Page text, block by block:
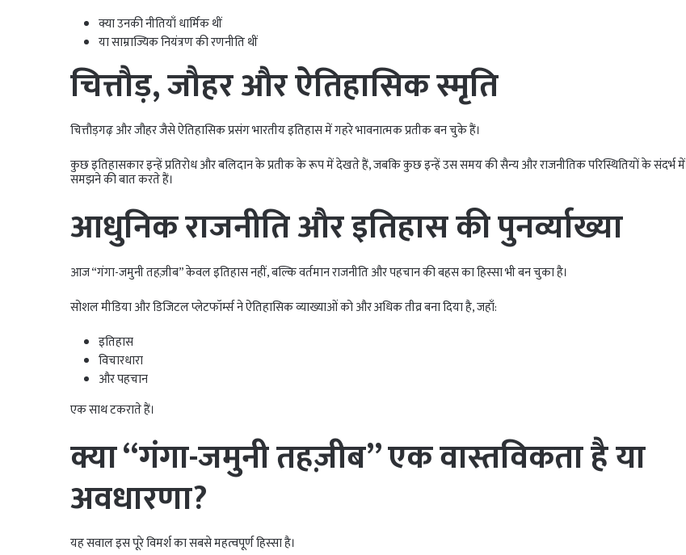
क्या उनकी नीतियाँ धार्मिक थीं
या साम्राज्यिक नियंत्रण की रणनीति थीं
चित्तौड़, जौहर और ऐतिहासिक स्मृति
चित्तौड़गढ़ और जौहर जैसे ऐतिहासिक प्रसंग भारतीय इतिहास में गहरे भावनात्मक प्रतीक बन चुके हैं।
कुछ इतिहासकार इन्हें प्रतिरोध और बलिदान के प्रतीक के रूप में देखते हैं, जबकि कुछ इन्हें उस समय की सैन्य और राजनीतिक परिस्थितियों के संदर्भ में
समझने की बात करते हैं।
आधुनिक राजनीति और इतिहास की पुनर्व्याख्या
आज “गंगा-जमुनी तहज़ीब” केवल इतिहास नहीं, बल्कि वर्तमान राजनीति और पहचान की बहस का हिस्सा भी बन चुका है।
सोशल मीडिया और डिजिटल प्लेटफॉर्म्स ने ऐतिहासिक व्याख्याओं को और अधिक तीव्र बना दिया है, जहाँ:
इतिहास
विचारधारा
और पहचान
एक साथ टकराते हैं।
क्या “गंगा-जमुनी तहज़ीब” एक वास्तविकता है या
अवधारणा?
यह सवाल इस पूरे विमर्श का सबसे महत्वपूर्ण हिस्सा है।